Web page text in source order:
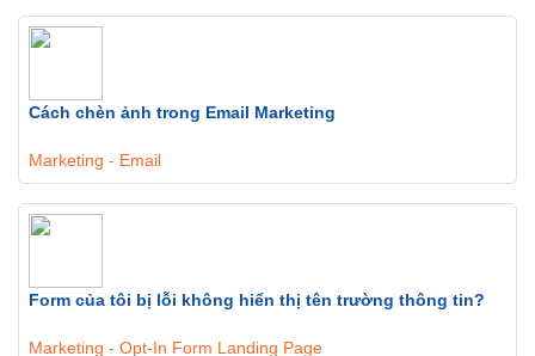
Cách chèn ảnh trong Email Marketing
Marketing - Email
Form của tôi bị lỗi không hiển thị tên trường thông tin?
Marketing - Opt-In Form Landing Page